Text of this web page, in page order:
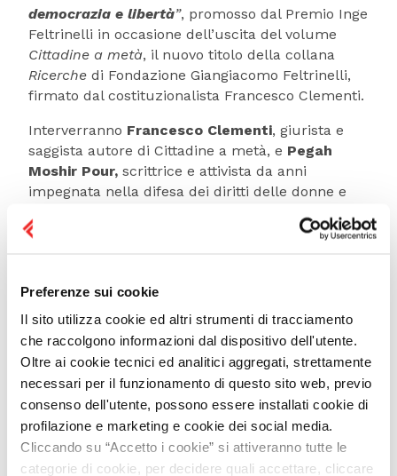
Preferenze sui cookie
Il sito utilizza cookie ed altri strumenti di tracciamento
che raccolgono informazioni dal dispositivo dell'utente.
Oltre ai cookie tecnici ed analitici aggregati, strettamente
necessari per il funzionamento di questo sito web, previo
consenso dell'utente, possono essere installati cookie di
profilazione e marketing e cookie dei social media.
Cliccando su “Accetto i cookie” si attiveranno tutte le
categorie di cookie, per decidere quali accettare, cliccare
democrazia e libertà”, promosso dal Premio Inge
Feltrinelli in occasione dell’uscita del volume
Cittadine a metà, il nuovo titolo della collana
Ricerche di Fondazione Giangiacomo Feltrinelli,
firmato dal costituzionalista Francesco Clementi.
Interverranno Francesco Clementi, giurista e
saggista autore di Cittadine a metà, e Pegah
Moshir Pour, scrittrice e attivista da anni
impegnata nella difesa dei diritti delle donne e
Caterina Croce
, responsabile contenuti editoriali
A ottant’anni dalla nascita della Repubblica
democraticatorna infatti al centro del dibattito
pubblico. Dalle partigiane alle Costituenti, dalle
prime elettrici alle battaglie contemporanee per i
diritti e l’autodeterminazione, il percorso di
emancipazione femminile ha rappresentato uno
dei pilastri della costruzione democratica
italiana. Un percorso tutt’altro che concluso, oggi
attraversato da nuove forme di esclusione,